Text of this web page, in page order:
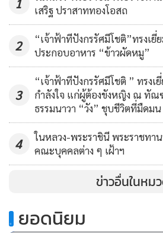
93,311
ระบุไม่มีแถล
มกราคมเจ
1
เสริฐ ปราสาททองโอสถ
2
“เจ้าฟ้าทีปังกรรัศมีโชติ”ทรงเยี่
ประกอบอาหาร “ข้าวผัดหมู”
3
“เจ้าฟ้าทีปังกรรัศมีโชติ ” ทรง
กำลังใจ แก่ผู้ต้องขังหญิง ณ ทัณ
ธรรมนาวา “วัง” ชุบชีวิตที่มืดมน
4
ในหลวง-พระราชินี พระราชทา
คณะบุคคลต่าง ๆ เฝ้าฯ
ข่าวอื่นในหม
. ยอดนิยม